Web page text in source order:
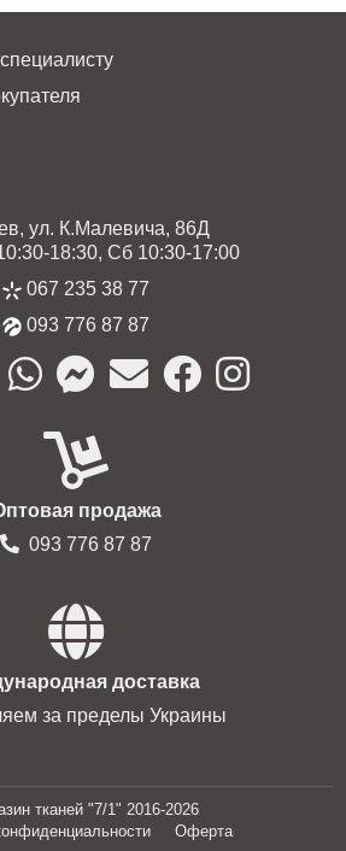
ул. К.Малевича, 86Д
18:30, Сб 10:30-17:00
067 235 38 77
093 776 87 87
продажа
093 776 87 87
доставка
за пределы Украины
тканей "7/1" 2016-2026
Оферта